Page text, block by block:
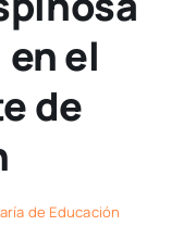
el
de
de Educación